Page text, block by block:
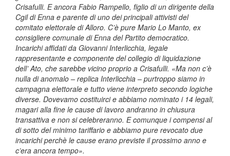
Crisafulli. E ancora Fabio Rampello, figlio di un dirigente della
Cgil di Enna e parente di uno dei principali attivisti del
comitato elettorale di Alloro. C’è pure Mario Lo Manto, ex
consigliere comunale di Enna del Partito democratico.
Incarichi affidati da Giovanni Interlicchia, legale
rappresentante e componente del collegio di liquidazione
dell’ Ato, che sarebbe vicino proprio a Crisafulli. «Ma non c’è
nulla di anomalo – replica Interlicchia – purtroppo siamo in
campagna elettorale e tutto viene interpreto secondo logiche
diverse. Dovevamo costituirci e abbiamo nominato i 14 legali,
magari alla fine le cause di lavoro andranno in chiusura
transattiva e non si celebreranno. E comunque i compensi al
di sotto del minimo tariffario e abbiamo pure revocato due
incarichi perchè le cause erano previste il prossimo anno e
c’era ancora tempo».